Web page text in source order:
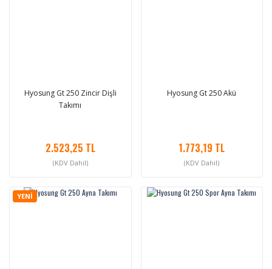
Hyosung Gt 250 Zincir Dişli
Takımı
2.523,25 TL
(KDV Dahil)
Hyosung Gt 250 Akü
1.773,19 TL
(KDV Dahil)
YENİ